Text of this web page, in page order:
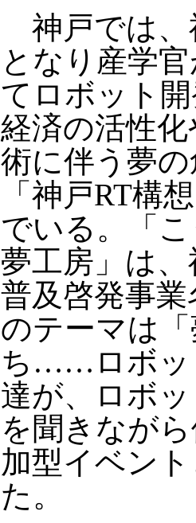
神戸では、
となり産学
てロボット
経済の活性
術に伴う夢
「神戸RT構
でいる。「
夢工房」は
普及啓発事
のテーマは
ち……ロボッ
達が、ロボ
を聞きなが
加型イベン
た。